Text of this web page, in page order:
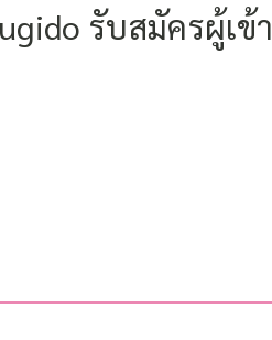
รับสมัครผู้เข้า